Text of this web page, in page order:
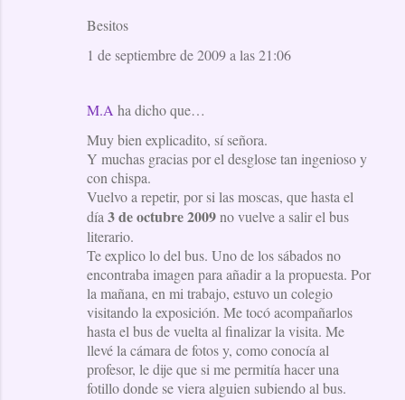
Besitos
1 de septiembre de 2009 a las 21:06
M.A ha dicho que…
Muy bien explicadito, sí señora.
Y muchas gracias por el desglose tan ingenioso y
con chispa.
Vuelvo a repetir, por si las moscas, que hasta el
día 3 de octubre 2009no vuelve a salir el bus
literario.
Te explico lo del bus. Uno de los sábados no
encontraba imagen para añadir a la propuesta. Por
la mañana, en mi trabajo, estuvo un colegio
visitando la exposición. Me tocó acompañarlos
hasta el bus de vuelta al finalizar la visita. Me
llevé la cámara de fotos y, como conocía al
profesor, le dije que si me permitía hacer una
fotillo donde se viera alguien subiendo al bus.